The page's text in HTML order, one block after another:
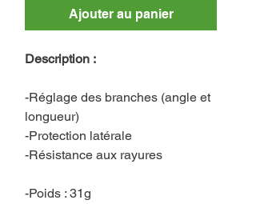
Ajouter au panier
Description :
-Réglage des branches (angle et
longueur)
-Protection latérale
-Résistance aux rayures
-Poids : 31g